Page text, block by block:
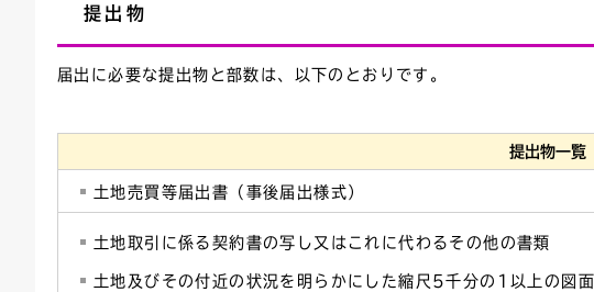
提出物
届出に必要な提出物と部数は、以下のとおりです。
提出物一覧
土地売買等届出書（事後届出様式）
土地取引に係る契約書の写し又はこれに代わるその他の書類
土地及びその付近の状況を明らかにした縮尺5千分の1以上の図面